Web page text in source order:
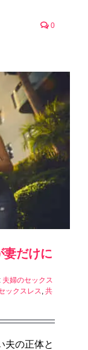
0
だけに
夫婦のセックス
ックスレス 共
夫の正体と